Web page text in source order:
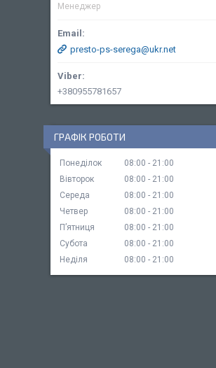
Менеджер
presto-ps-serega@ukr.net
+380955781657
ГРАФІК РОБОТИ
Понеділок 08:00
21:00
Вівторок
08:00
21:00
Середа
08:00
21:00
Четвер
08:00
21:00
Пʼятниця
08:00
21:00
Субота
08:00
21:00
Неділя
08:00 21:00